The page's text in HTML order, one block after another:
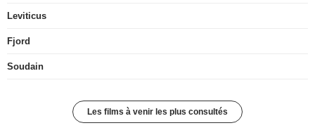
Leviticus
Fjord
Soudain
Les films à venir les plus consultés